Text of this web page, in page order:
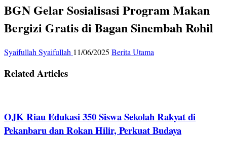
BGN Gelar Sosialisasi Program Makan
Bergizi Gratis di Bagan Sinembah Rohil
Syaifullah Syaifullah 11/06/2025 Berita Utama
Related Articles
OJK Riau Edukasi 350 Siswa Sekolah Rakyat di
Pekanbaru dan Rokan Hilir, Perkuat Budaya